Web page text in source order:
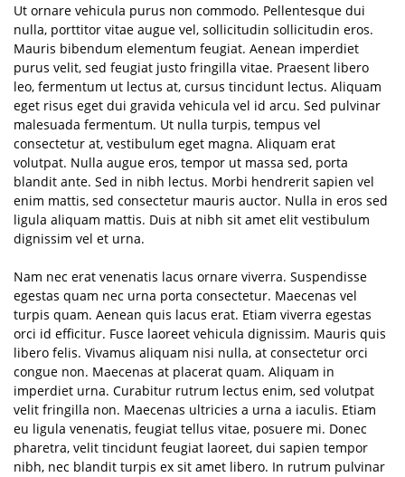
Ut ornare vehicula purus non commodo. Pellentesque dui
nulla, porttitor vitae augue vel, sollicitudin sollicitudin eros.
Mauris bibendum elementum feugiat. Aenean imperdiet
purus velit, sed feugiat justo fringilla vitae. Praesent libero
leo, fermentum ut lectus at, cursus tincidunt lectus. Aliquam
eget risus eget dui gravida vehicula vel id arcu. Sed pulvinar
malesuada fermentum. Ut nulla turpis, tempus vel
consectetur at, vestibulum eget magna. Aliquam erat
volutpat. Nulla augue eros, tempor ut massa sed, porta
blandit ante. Sed in nibh lectus. Morbi hendrerit sapien vel
enim mattis, sed consectetur mauris auctor. Nulla in eros sed
ligula aliquam mattis. Duis at nibh sit amet elit vestibulum
dignissim vel et urna.
Nam nec erat venenatis lacus ornare viverra. Suspendisse
egestas quam nec urna porta consectetur. Maecenas vel
turpis quam. Aenean quis lacus erat. Etiam viverra egestas
orci id efficitur. Fusce laoreet vehicula dignissim. Mauris quis
libero felis. Vivamus aliquam nisi nulla, at consectetur orci
congue non. Maecenas at placerat quam. Aliquam in
imperdiet urna. Curabitur rutrum lectus enim, sed volutpat
velit fringilla non. Maecenas ultricies a urna a iaculis. Etiam
eu ligula venenatis, feugiat tellus vitae, posuere mi. Donec
pharetra, velit tincidunt feugiat laoreet, dui sapien tempor
nibh, nec blandit turpis ex sit amet libero. In rutrum pulvinar